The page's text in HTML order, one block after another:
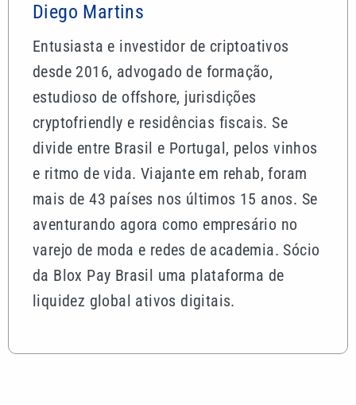
Diego Martins
Entusiasta e investidor de criptoativos
desde 2016, advogado de formação,
estudioso de offshore, jurisdições
cryptofriendly e residências fiscais. Se
divide entre Brasil e Portugal, pelos vinhos
e ritmo de vida. Viajante em rehab, foram
mais de 43 países nos últimos 15 anos. Se
aventurando agora como empresário no
varejo de moda e redes de academia. Sócio
da Blox Pay Brasil uma plataforma de
liquidez global ativos digitais.